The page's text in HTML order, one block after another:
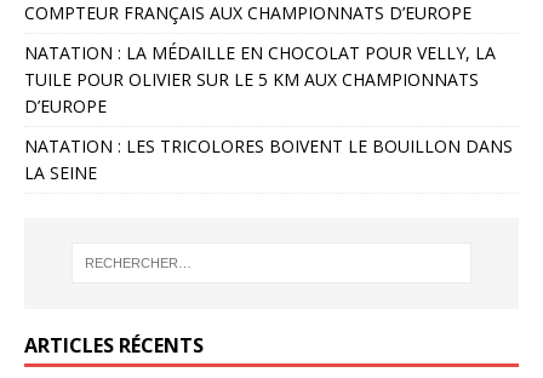
COMPTEUR FRANÇAIS AUX CHAMPIONNATS D’EUROPE
NATATION : LA MÉDAILLE EN CHOCOLAT POUR VELLY, LA
TUILE POUR OLIVIER SUR LE 5 KM AUX CHAMPIONNATS
D’EUROPE
NATATION : LES TRICOLORES BOIVENT LE BOUILLON DANS
LA SEINE
ARTICLES RÉCENTS